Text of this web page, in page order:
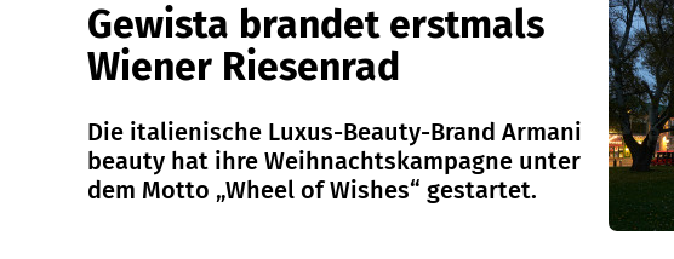
Gewista brandet erstmals
Wiener Riesenrad
Die italienische Luxus-Beauty-Brand Armani
beauty hat ihre Weihnachtskampagne unter
dem Motto „Wheel of Wishes“ gestartet.